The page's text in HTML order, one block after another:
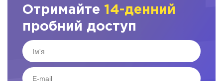
Отримайте 14-денний
пробний доступ